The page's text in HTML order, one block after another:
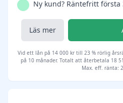
Ny kund? Räntefritt första
Läs mer
Vid ett lån på 14 000 kr till 23 % rörlig
på 10 månader. Totalt att återbetala 18
Max. eff. ränta: